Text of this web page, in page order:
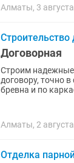
Алматы, 3 августа
Строительство
Договорная
Строим надежные
договору, точно
бревна и по
Алматы, 2 августа
Отделка